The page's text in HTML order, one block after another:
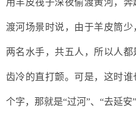
渡河场景时说， 由于羊皮筒少
两名水手，共五人， 所以人都
齿冷的直打颤。 可是，这时
个字，那就是“过河”、 “去延安